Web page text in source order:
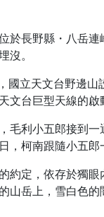
於長野縣・八岳
沒。
國立天文台野邊
文台巨型天線的啟
毛利小五郎接到
，柯南跟隨小五郎
約定，依存於獨眼
山岳上，雪白色